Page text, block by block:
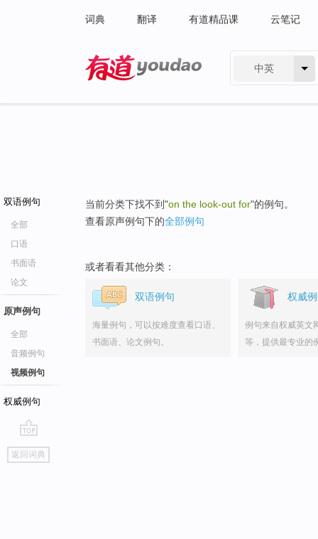
词典 翻译 有道精品课 云笔记
中英
双语例句
全部
口语
书面语
论文
原声例句
全部
音频例句
视频例句
权威例句
go
top
返回词典
当前分类下找不到"on the look-out for"的例句。
查看原声例句下的全部例句
或者看看其他分类：
双语例句
海量例句，可以按难度查看口语、
书面语、论文例句。
权威
例句来自权威英文
等，提供最专业的